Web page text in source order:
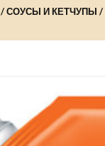
СОУСЫ И КЕТЧУПЫ